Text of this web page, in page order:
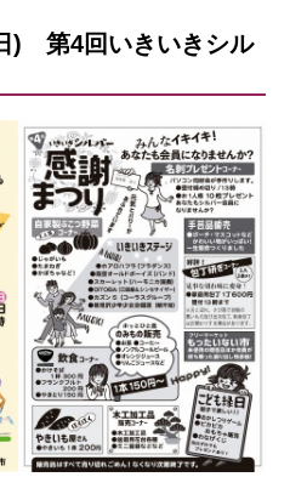
) 第4回いきいきシル